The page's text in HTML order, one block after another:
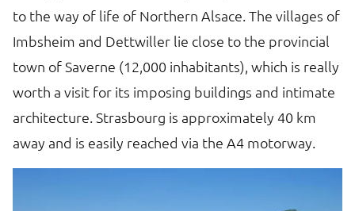
to the way of life of Northern Alsace. The villages of
Imbsheim and Dettwiller lie close to the provincial
town of Saverne (12,000 inhabitants), which is really
worth a visit for its imposing buildings and intimate
architecture. Strasbourg is approximately 40 km
away and is easily reached via the A4 motorway.